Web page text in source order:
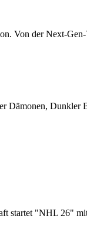
Von der Next-
Dunkler
startet "NHL 26"